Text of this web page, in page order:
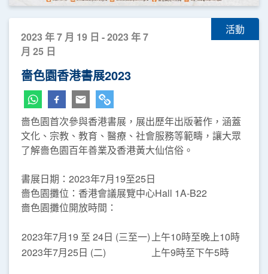
活動
2023 年 7 月 19 日 - 2023 年 7
月 25 日
嗇色園香港書展2023
嗇色園首次參與香港書展，展出歷年出版著作，涵蓋
文化、宗教、教育、醫療、社會服務等範疇，讓大眾
了解嗇色園百年善業及香港黃大仙信俗。
書展日期：2023年7月19至25日
嗇色園攤位：香港會議展覽中心Hall 1A-B22
嗇色園攤位開放時間：
2023年7月19 至 24日 (三至一)上午10時至晚上10時
2023年7月25日 (二)
上午9時至下午5時